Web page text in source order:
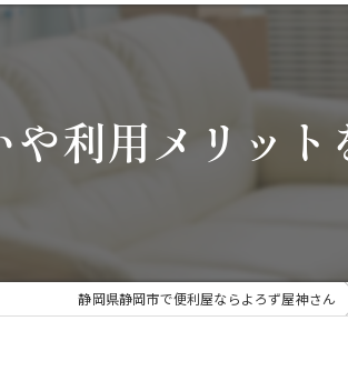
利用メリッ
静岡県静岡市で便利屋ならよろず屋神さん